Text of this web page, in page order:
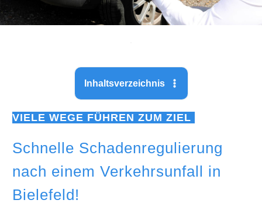
Inhaltsverzeichnis
VIELE WEGE FÜHREN ZUM ZIEL
Schnelle Schadenregulierung
nach einem Verkehrsunfall in
Bielefeld!